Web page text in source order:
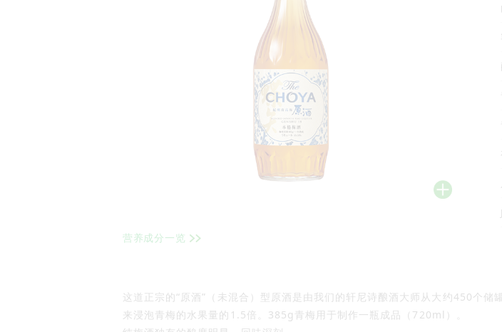
营养成分一览
这道正宗的“原酒”（未混合）型原酒是由我们的轩尼诗酿酒大师从大约450个
来浸泡青梅的水果量的1.5倍。385g青梅用于制作一瓶成品（720ml）。